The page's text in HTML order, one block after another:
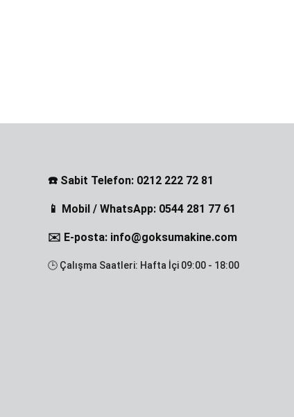
☎️ Sabit Telefon: 0212 222 72 81
📱 Mobil / WhatsApp: 0544 281 77 61
✉️ E-posta: info@goksumakine.com
🕒 Çalışma Saatleri: Hafta İçi 09:00 - 18:00